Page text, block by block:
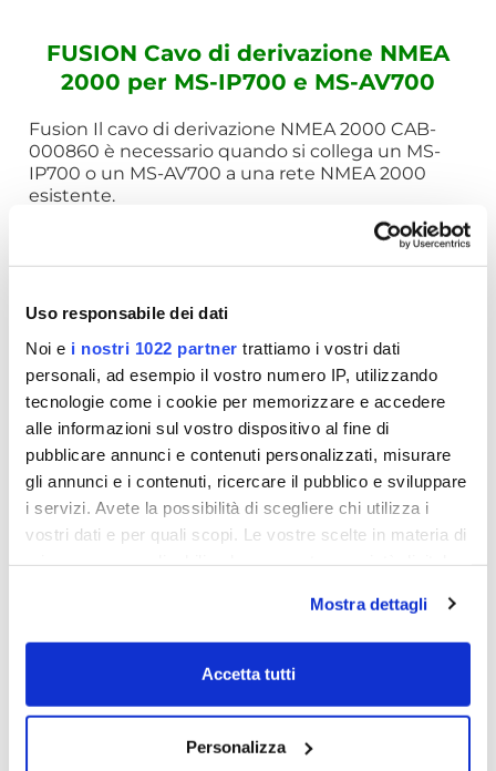
Uso responsabile dei dati
Noi e i nostri 1022 partner trattiamo i vostri dati
personali, ad esempio il vostro numero IP, utilizzando
tecnologie come i cookie per memorizzare e accedere
alle informazioni sul vostro dispositivo al fine di
pubblicare annunci e contenuti personalizzati, misurare
gli annunci e i contenuti, ricercare il pubblico e sviluppare
i servizi. Avete la possibilità di scegliere chi utilizza i
vostri dati e per quali scopi. Le vostre scelte in materia di
modificare o revocare il proprio consenso in qualsiasi
momento dalla Dichiarazione sui cookie o facendo clic
sull'icona di attivazione della privacy.
Con il tuo consenso, vorremmo anche:
raccogliere informazioni sulla tua posizione
Mostra dettagli
Accetta tutti
Personalizza
FUSION Cavo di derivazione NMEA
2000 per MS-IP700 e MS-AV700
Fusion Il cavo di derivazione NMEA 2000 CAB-
000860 è necessario quando si collega un MS-
IP700 o un MS-AV700 a una rete NMEA 2000
esistente.
Questo cavo ha i poli isolati dell'alimentazione
AV700.
Nota: non compatibile con MS-IP700i o MS-
AV700i
RICHIEDI INFORMAZIONI
OPINIONE DEI CLIENTI